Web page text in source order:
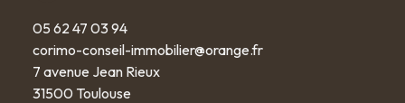
05 62 47 03 94
corimo-conseil-immobilier@orange.fr
7 avenue Jean Rieux
31500 Toulouse